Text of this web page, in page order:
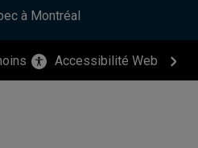
à Montréal
Accessibilité Web